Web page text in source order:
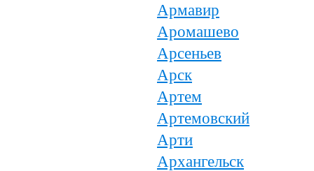
Армавир
Аромашево
Арсеньев
Арск
Артем
Артемовский
Арти
Архангельск